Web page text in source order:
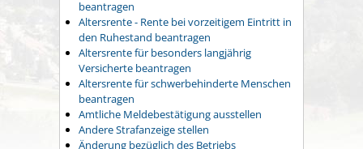
beantragen
Altersrente - Rente bei vorzeitigem Eintritt in
den Ruhestand beantragen
Altersrente für besonders langjährig
Versicherte beantragen
Altersrente für schwerbehinderte Menschen
beantragen
Amtliche Meldebestätigung ausstellen
Andere Strafanzeige stellen
Änderung bezüglich des Betriebs